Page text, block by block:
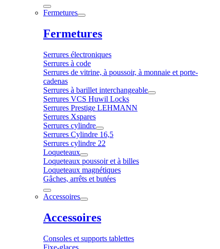
Fermetures
Fermetures
Serrures électroniques
Serrures à code
Serrures de vitrine, à poussoir, à monnaie et porte-
cadenas
Serrures à barillet interchangeable
Serrures VCS Huwil Locks
Serrures Prestige LEHMANN
Serrures Xspares
Serrures cylindre
Serrures Cylindre 16,5
Serrures cylindre 22
Loqueteaux
Loqueteaux poussoir et à billes
Loqueteaux magnétiques
Gâches, arrêts et butées
Accessoires
Accessoires
Consoles et supports tablettes
Fixe-glaces